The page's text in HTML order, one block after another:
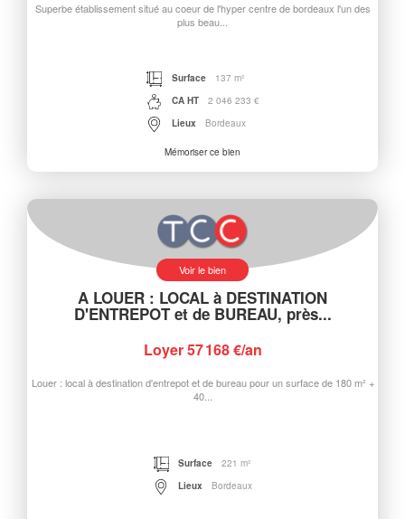
Superbe établissement situé au coeur de l'hyper centre de bordeaux l'un des
plus beau...
Surface
137 m²
CA HT
2 046 233 €
Lieux
Bordeaux
Mémoriser ce bien
Voir le bien
A LOUER : LOCAL à DESTINATION
D'ENTREPOT et de BUREAU, près...
Loyer 57 168 €/an
Louer : local à destination d'entrepot et de bureau pour un surface de 180 m² +
40...
Surface
221 m²
Lieux
Bordeaux